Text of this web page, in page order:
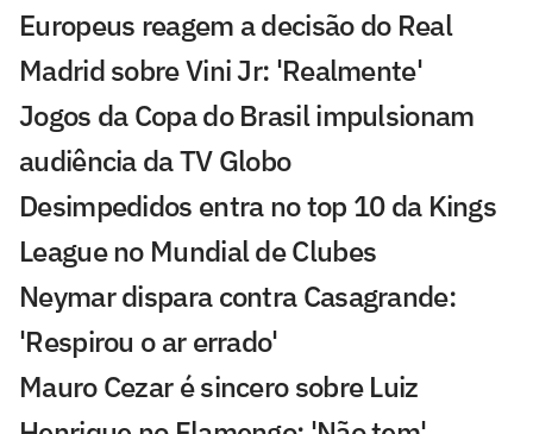
Europeus reagem a decisão do Real
Madrid sobre Vini Jr: 'Realmente'
Jogos da Copa do Brasil impulsionam
audiência da TV Globo
Desimpedidos entra no top 10 da Kings
League no Mundial de Clubes
Neymar dispara contra Casagrande:
'Respirou o ar errado'
Mauro Cezar é sincero sobre Luiz